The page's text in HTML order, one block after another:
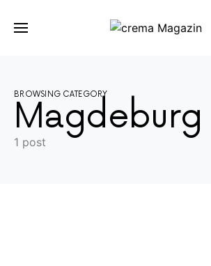
BROWSING CATEGORY
Magdeburg
1 post